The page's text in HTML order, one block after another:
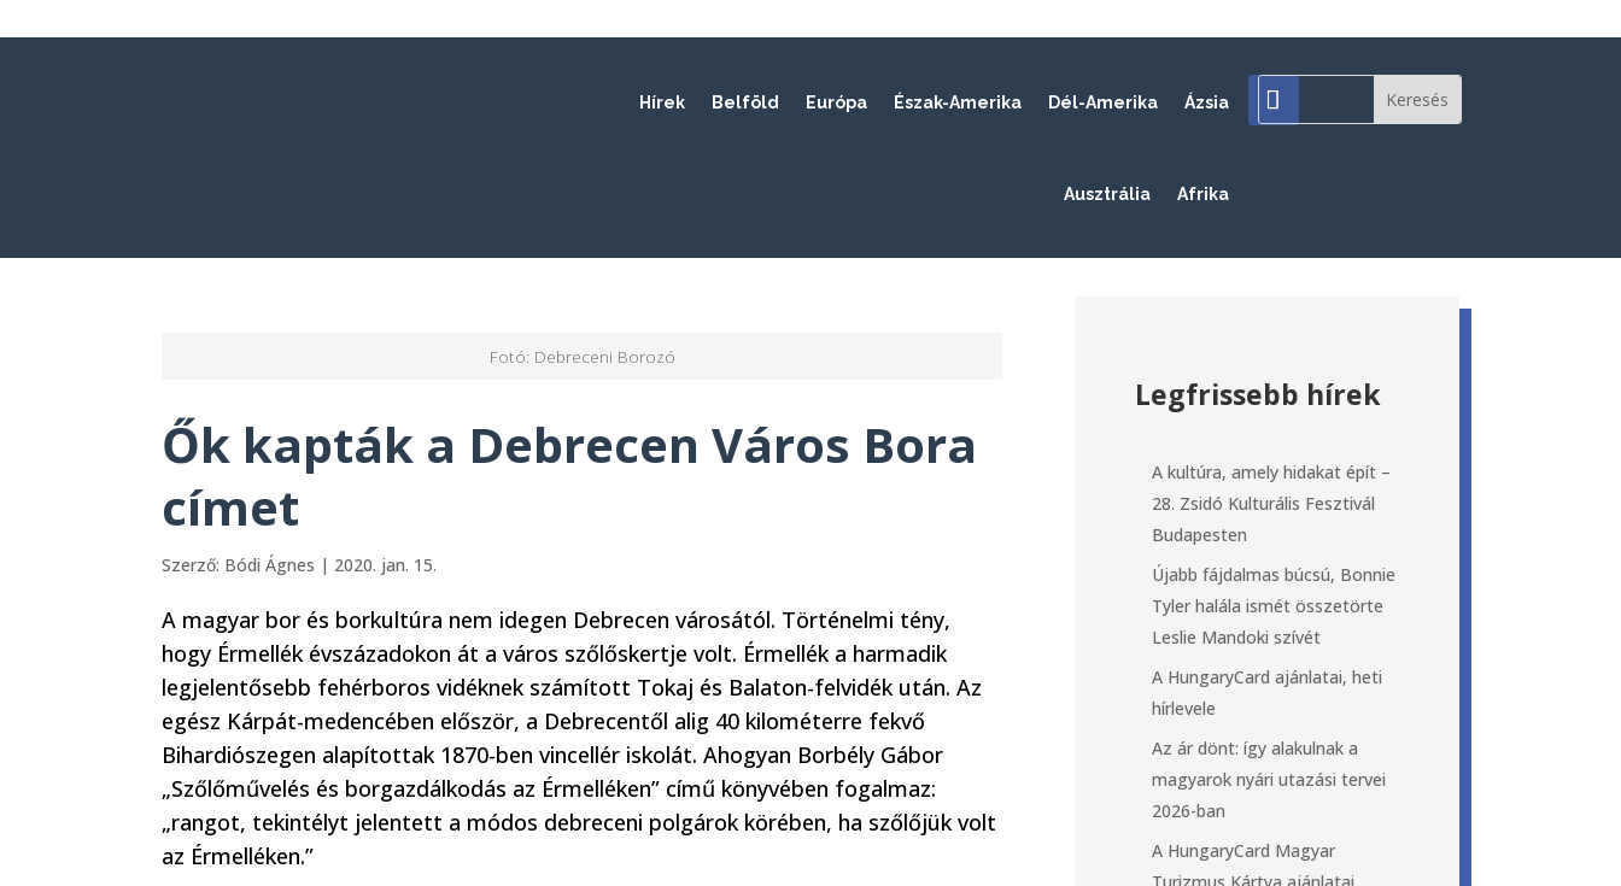
Hírek Belföld Európa Észak-Amerika Dél-Amerika Ázsia
Ausztrália Afrika
Fotó: Debreceni Borozó
Ők kapták a Debrecen Város Bora
címet
Szerző: Bódi Ágnes | 2020. jan. 15.
A magyar bor és borkultúra nem idegen Debrecen városától. Történelmi tény,
hogy Érmellék évszázadokon át a város szőlőskertje volt. Érmellék a harmadik
legjelentősebb fehérboros vidéknek számított Tokaj és Balaton-felvidék után. Az
egész Kárpát-medencében először, a Debrecentől alig 40 kilométerre fekvő
Bihardiószegen alapítottak 1870-ben vincellér iskolát. Ahogyan Borbély Gábor
„Szőlőművelés és borgazdálkodás az Érmelléken” című könyvében fogalmaz:
„rangot, tekintélyt jelentett a módos debreceni polgárok körében, ha szőlőjük volt
az Érmelléken.”
Legfrissebb hírek
A kultúra, amely hidakat épít –
28. Zsidó Kulturális Fesztivál
Budapesten
Újabb fájdalmas búcsú, Bonnie
Tyler halála ismét összetörte
Leslie Mandoki szívét
A HungaryCard ajánlatai, heti
hírlevele
Az ár dönt: így alakulnak a
magyarok nyári utazási tervei
2026-ban
A HungaryCard Magyar